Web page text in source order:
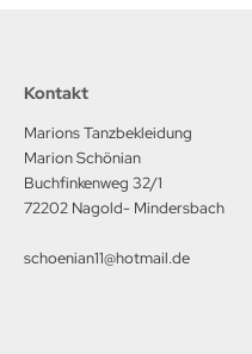
Kontakt
Marions Tanzbekleidung
Marion Schönian
Buchfinkenweg 32/1
72202 Nagold- Mindersbach
schoenian11@hotmail.de